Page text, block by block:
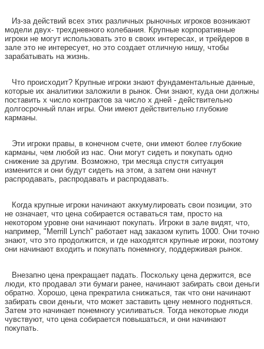
Из-за действий всех этих различных рыночных игроков возникают
модели двух- трехдневного колебания. Крупные корпоративные
игроки не могут использовать это в своих интересах, и трейдеров в
зале это не интересует, но это создает отличную нишу, чтобы
зарабатывать на жизнь.
Что происходит? Крупные игроки знают фундаментальные данные,
которые их аналитики заложили в рынок. Они знают, куда они должны
поставить x число контрактов за число x дней - действительно
долгосрочный план игры. Они имеют действительно глубокие
карманы.
Эти игроки правы, в конечном счете, они имеют более глубокие
карманы, чем любой из нас. Они могут сидеть и покупать одно
снижение за другим. Возможно, три месяца спустя ситуация
изменится и они будут сидеть на этом, а затем они начнут
распродавать, распродавать и распродавать.
Когда крупные игроки начинают аккумулировать свои позиции, это
не означает, что цена собирается оставаться там, просто на
некотором уровне они начинают покупать. Игроки в зале видят, что,
например, "Merrill Lynch" работает над заказом купить 1000. Они точно
знают, что это продолжится, и где находятся крупные игроки, поэтому
они начинают входить и покупать понемногу, поддерживая рынок.
Внезапно цена прекращает падать. Поскольку цена держится, все
люди, кто продавал эти бумаги ранее, начинают забирать свои деньги
обратно. Хорошо, цена прекратила снижаться, так что они начинают
забирать свои деньги, что может заставить цену немного подняться.
Затем это начинает понемногу усиливаться. Тогда некоторые люди
чувствуют, что цена собирается повышаться, и они начинают
покупать.